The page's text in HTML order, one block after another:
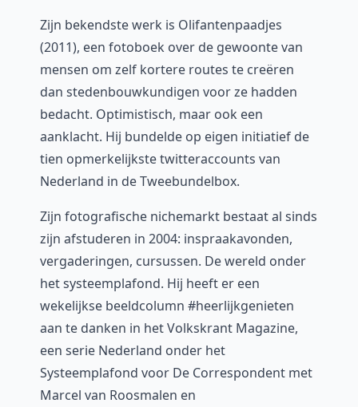
Zijn bekendste werk is Olifantenpaadjes
(2011), een fotoboek over de gewoonte van
mensen om zelf kortere routes te creëren
dan stedenbouwkundigen voor ze hadden
bedacht. Optimistisch, maar ook een
aanklacht. Hij bundelde op eigen initiatief de
tien opmerkelijkste twitteraccounts van
Nederland in de Tweebundelbox.
Zijn fotografische nichemarkt bestaat al sinds
zijn afstuderen in 2004: inspraakavonden,
vergaderingen, cursussen. De wereld onder
het systeemplafond. Hij heeft er een
wekelijkse beeldcolumn #heerlijkgenieten
aan te danken in het Volkskrant Magazine,
een serie Nederland onder het
Systeemplafond voor De Correspondent met
Marcel van Roosmalen en